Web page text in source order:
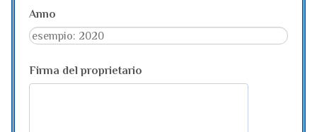
Anno
Firma del proprietario